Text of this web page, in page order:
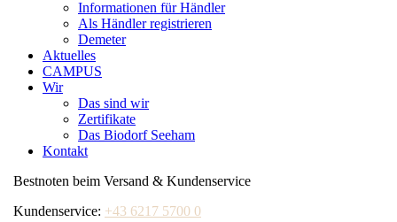
Informationen für Händler
Als Händler registrieren
Demeter
Aktuelles
CAMPUS
Wir
Das sind wir
Zertifikate
Das Biodorf Seeham
Kontakt
Bestnoten beim Versand & Kundenservice
Kundenservice: +43 6217 5700 0